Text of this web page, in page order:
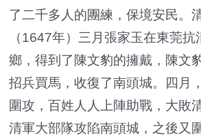
了二千多人的團練，保境安民。
（1647年）三月張家玉在東莞
鄉，得到了陳文豹的擁戴，陳文
招兵買馬，收復了南頭城。四月
圍攻，百姓人人上陣助戰，大敗
清軍大部隊攻陷南頭城，之後又